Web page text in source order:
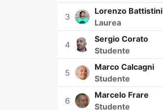
3
Lorenzo Battistini
Laurea
4
Sergio Corato
Studente
5
Marco Calcagni
Studente
6
Marcelo Frare
Studente